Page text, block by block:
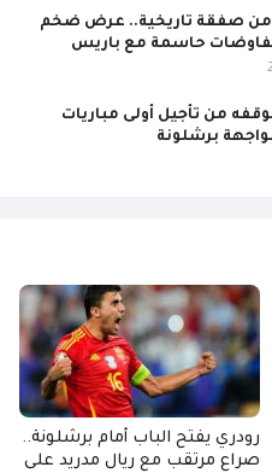
من صفقة تاريخية.. عرض ضخم
حاسمة مع باريس
من تأجيل أولى مباريات
برشلونة
رودري يفتح الباب أمام برشلونة..
صراع مرتقب مع ريال مدريد على